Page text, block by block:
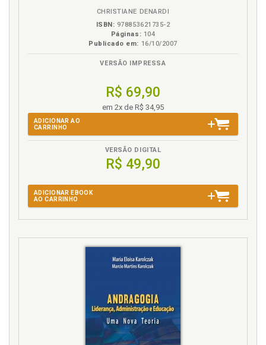
Capítulo 9 CONSIDERAÇÕES FINAIS, p. 163
REFERÊNCIAS, p. 173
CHRISTIANE DENARDI
ISBN: 978853621735-2
Páginas: 104
Publicado em: 16/10/2007
VERSÃO IMPRESSA
R$ 69,90
em 2x de R$ 34,95
ADICIONAR AO
CARRINHO
VERSÃO DIGITAL
R$ 49,90
ADICIONAR EBOOK
AO CARRINHO